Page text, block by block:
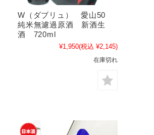
W（ダブリュ） 愛山50
純米無濾過原酒 新酒生
酒 720ml
¥1,950(税込 ¥2,145)
在庫切れ